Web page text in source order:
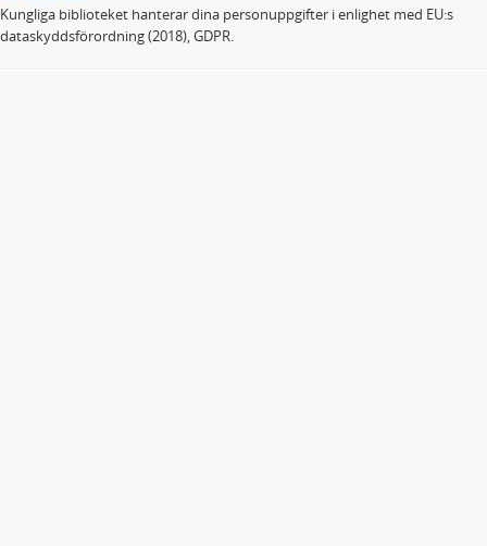
Kungliga biblioteket hanterar dina personuppgifter i enlighet med EU:s
dataskyddsförordning (2018), GDPR.